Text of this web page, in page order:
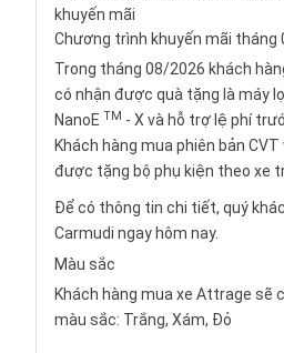
khuyến mãi
Chương trình khuyến mãi tháng
Trong tháng 08/2026 khách
có nhận được quà tặng là máy
NanoE TM - X và hỗ trợ lệ phí
Khách hàng mua phiên bản
được tặng bộ phụ kiện theo xe
Để có thông tin chi tiết, quý
Carmudi ngay hôm nay.
Màu sắc
Khách hàng mua xe Attrage sẽ
màu sắc: Trắng, Xám, Đỏ